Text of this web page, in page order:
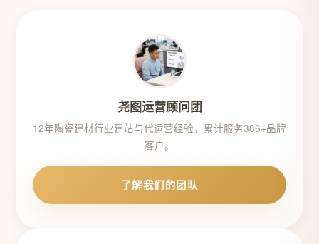
尧图运营顾问团
12年陶瓷建材行业建站与代运营经验，累计服务386+品牌
客户。
了解我们的团队